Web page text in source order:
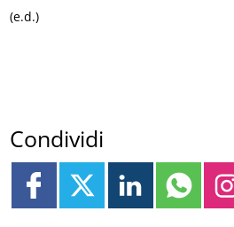
(e.d.)
Condividi